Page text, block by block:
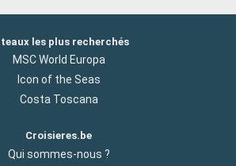
les plus recherchés
MSC World Europa
Icon of the Seas
Costa Toscana
Croisieres.be
Qui sommes-nous ?